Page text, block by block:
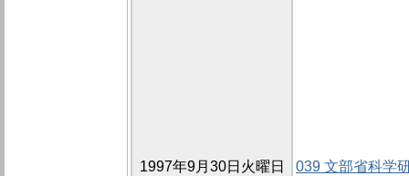
1997年9月30日火曜日 039 文部省科学